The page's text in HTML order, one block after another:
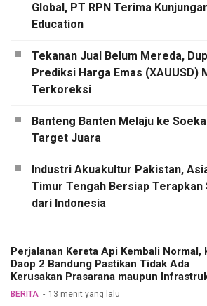
Global, PT RPN Terima
Education
Tekanan Jual Belum Mereda,
Prediksi Harga Emas (XAUUSD)
Terkoreksi
Banteng Banten Melaju ke
Target Juara
Industri Akuakultur Pakistan,
Timur Tengah Bersiap
dari Indonesia
Perjalanan Kereta Api Kembali Normal,
Daop 2 Bandung Pastikan Tidak Ada
Kerusakan Prasarana maupun
Operasional Pasca Gempa Pangandaran
BERITA 13 menit yang lalu